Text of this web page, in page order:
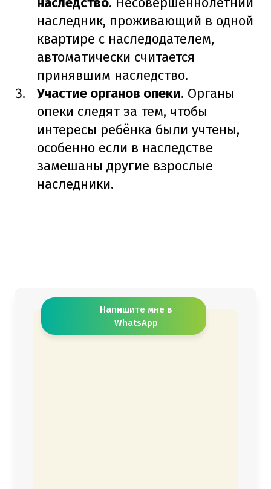
наследник, проживающий в одной
квартире с наследодателем,
автоматически считается
принявшим наследство.
Участие органов опеки. Органы
опеки следят за тем, чтобы
интересы ребёнка были учтены,
особенно если в наследстве
замешаны другие взрослые
наследники.
Напишите мне в
WhatsApp